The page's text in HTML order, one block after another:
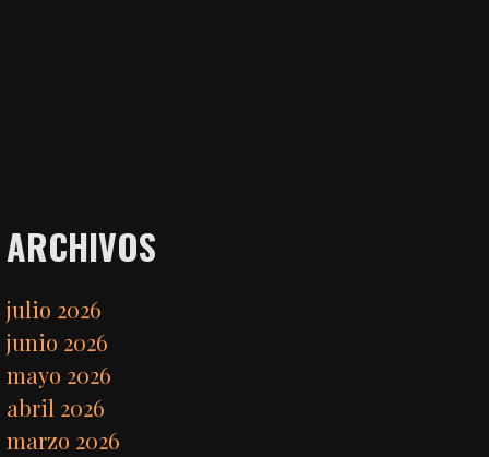
ARCHIVOS
julio 2026
junio 2026
mayo 2026
abril 2026
marzo 2026